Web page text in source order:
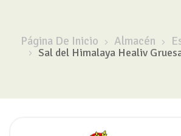
Página De Inicio Almacén
Sal del Himalaya Healiv